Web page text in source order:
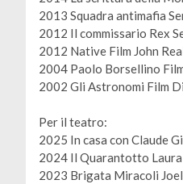
2013 Squadra antimafia
2012 Il commissario Rex
2012 Native Film John
2004 Paolo Borsellino
2002 Gli Astronomi Film
Per il teatro:
2025 In casa con Claude
2024 Il Quarantotto
2023 Brigata Miracoli